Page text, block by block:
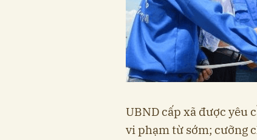
UBND cấp xã được yêu
vi phạm từ sớm; cưỡng